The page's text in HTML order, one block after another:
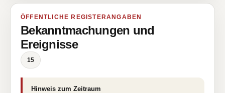
ÖFFENTLICHE REGISTERANGABEN
Bekanntmachungen und
Ereignisse
15
Hinweis zum Zeitraum